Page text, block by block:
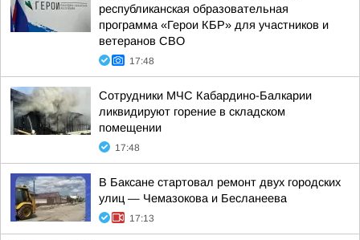
республиканская образовательная
программа «Герои КБР» для участников и
ветеранов СВО
17:48
Сотрудники МЧС Кабардино-Балкарии
ликвидируют горение в складском
помещении
17:48
В Баксане стартовал ремонт двух городских
улиц — Чемазокова и Бесланеева
17:13